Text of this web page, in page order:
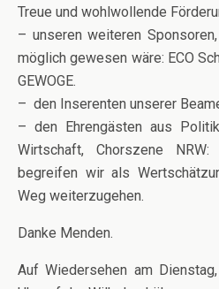
Treue und wohlwollende
– unseren weiteren
möglich gewesen wäre: ECO
GEWOGE.
– den Inserenten unserer
– den Ehrengästen aus
Wirtschaft, Chorszene
begreifen wir als
Weg weiterzugehen.
Danke Menden.
Auf Wiedersehen am